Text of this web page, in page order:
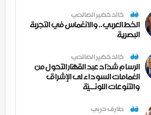
خالد خضير الصالحي
الخط العربي.. والانغماس في التجربة
البصرية
خالد خضير الصالحي
الرسام شدّاد عبد القهّار التحول من
الغمامات السوداء لى الإشراق
والتنوعات اللونــيّة
طارق حربي